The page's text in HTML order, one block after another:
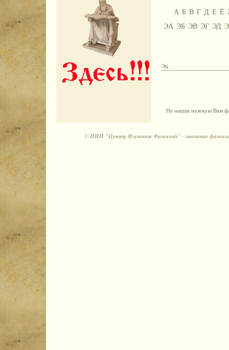
А Б В Г Д Е Ё
ЭА ЭБ ЭВ ЭГ ЭД
Эц
Не нашли нужную Вам
© НИИ "Центр Изучения Фамилий" - значение